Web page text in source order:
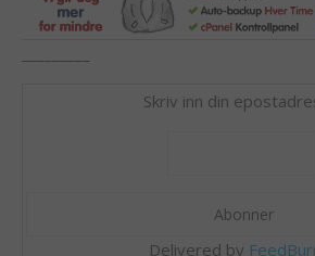
Skriv inn din
Delivered by